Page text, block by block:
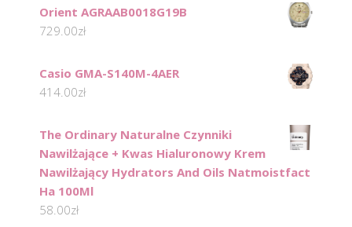
Orient AGRAAB0018G19B
729.00zł
Casio GMA-S140M-4AER
414.00zł
The Ordinary Naturalne Czynniki
Nawilżające + Kwas Hialuronowy Krem
Nawilżający Hydrators And Oils Natmoistfact
Ha 100Ml
58.00zł